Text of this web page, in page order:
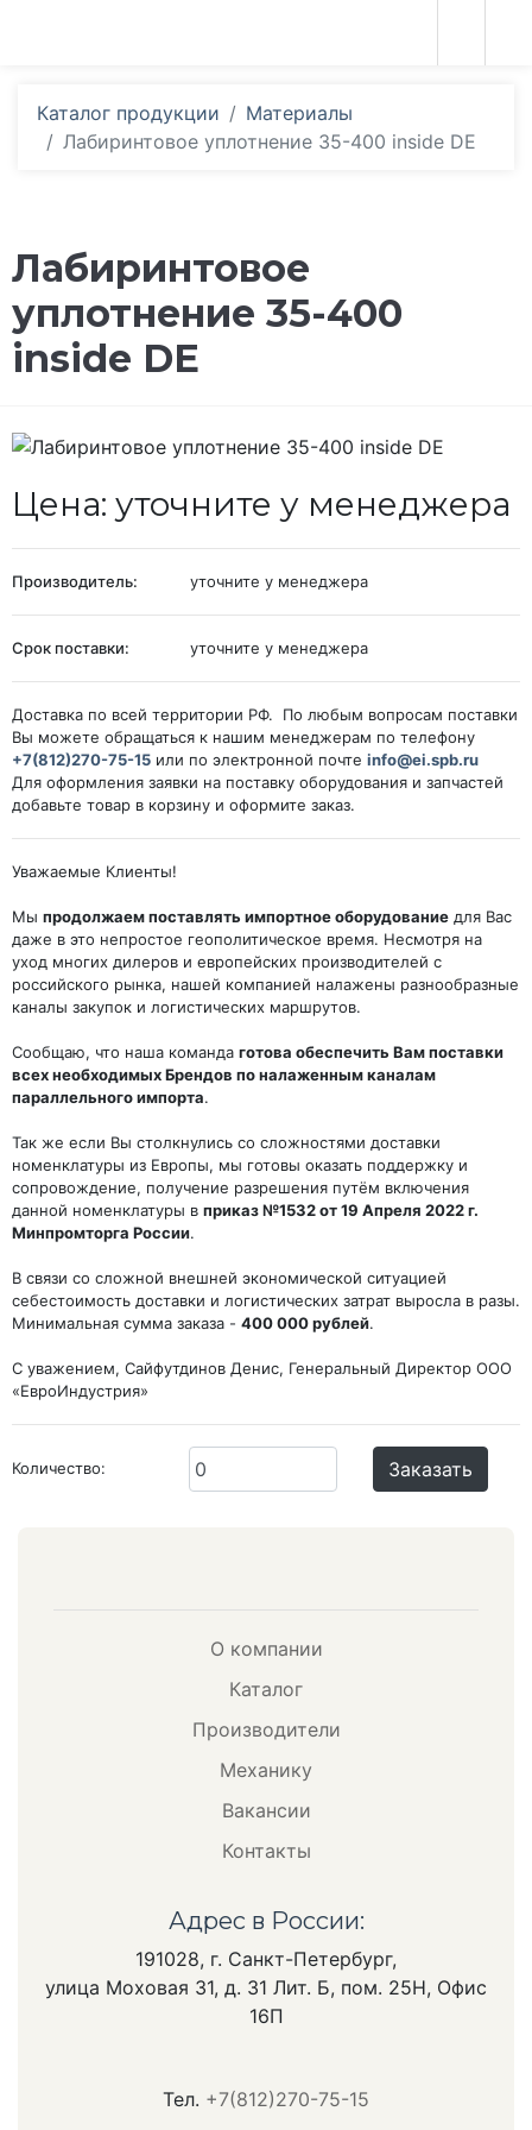
Каталог продукции
Материалы
Лабиринтовое уплотнение 35-400 inside DE
Лабиринтовое
уплотнение 35-400
inside DE
Цена: уточните у менеджера
Производитель: уточните у менеджера
Срок поставки: уточните у менеджера
Доставка по всей территории РФ. По любым вопросам поставки
Вы можете обращаться к нашим менеджерам по телефону
+7(812)270-75-15 или по электронной почте info@ei.spb.ru
Для оформления заявки на поставку оборудования и запчастей
добавьте товар в корзину и оформите заказ.
Уважаемые Клиенты!
Мы продолжаем поставлять импортное оборудование для Вас
даже в это непростое геополитическое время. Несмотря на
уход многих дилеров и европейских производителей с
российского рынка, нашей компанией налажены разнообразные
каналы закупок и логистических маршрутов.
Сообщаю, что наша команда готова обеспечить Вам поставки
всех необходимых Брендов по налаженным каналам
параллельного импорта.
Так же если Вы столкнулись со сложностями доставки
номенклатуры из Европы, мы готовы оказать поддержку и
сопровождение, получение разрешения путём включения
данной номенклатуры в приказ №1532 от 19 Апреля 2022 г.
Минпромторга России.
В связи со сложной внешней экономической ситуацией
себестоимость доставки и логистических затрат выросла в разы.
Минимальная сумма заказа - 400 000 рублей.
С уважением, Сайфутдинов Денис, Генеральный Директор ООО
«ЕвроИндустрия»
Количество: Заказать
О компании
Каталог
Производители
Механику
Вакансии
Контакты
Адрес в России:
191028, г. Санкт-Петербург,
улица Моховая 31, д. 31 Лит. Б, пом. 25Н, Офис
16П
Тел. +7(812)270-75-15